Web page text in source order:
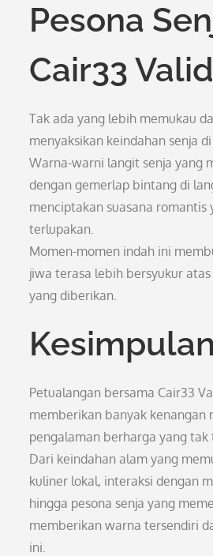
Pesona
Cair33 Valid
Tak ada yang lebih memukau
menyaksikan keindahan senja
Warna-warni langit senja yang
dengan gemerlap bintang di
menciptakan suasana romantis
terlupakan.
Momen-momen indah ini
jiwa terasa lebih bersyukur
yang diberikan.
Kesimpulan
Petualangan bersama Cair33
memberikan banyak kenangan
pengalaman berharga yang tak
Dari keindahan alam yang
kuliner lokal, interaksi dengan
hingga pesona senja yang
memberikan warna tersendiri
ini.